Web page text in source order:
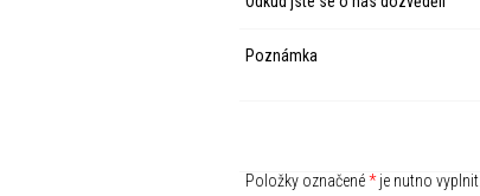
Poznámka
Položky označené*je nutno vyplnit.